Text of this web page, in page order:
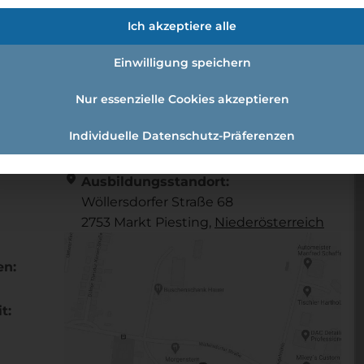
(m/w/d)
(m/w/d)
location_on Ausbildungsstandort:
Wöllersdorfer Straße 68
2753 Markt Piesting, Nieder­österreich
Ich akzeptiere alle
Einwilligung speichern
Nur essenzielle Cookies akzeptieren
Individuelle Datenschutz-Präferenzen